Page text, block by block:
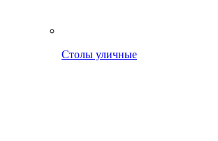
Столы уличные